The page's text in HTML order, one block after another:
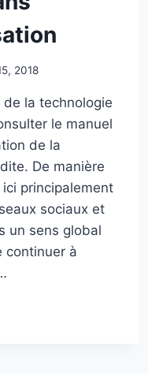
2018
la technologie
le manuel
de la
De manière
principalement
sociaux et
un sens global
continuer à